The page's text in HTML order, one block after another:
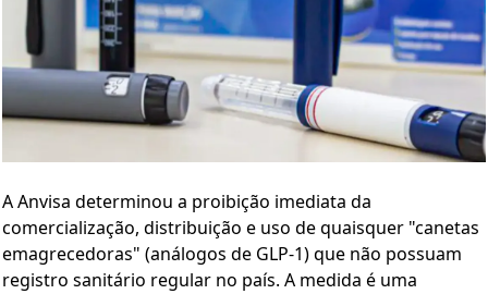
A Anvisa determinou a proibição imediata da
comercialização, distribuição e uso de quaisquer "canetas
emagrecedoras" (análogos de GLP-1) que não possuam
registro sanitário regular no país. A medida é uma